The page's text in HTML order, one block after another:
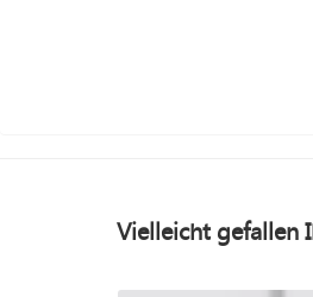
Vielleicht gefallen